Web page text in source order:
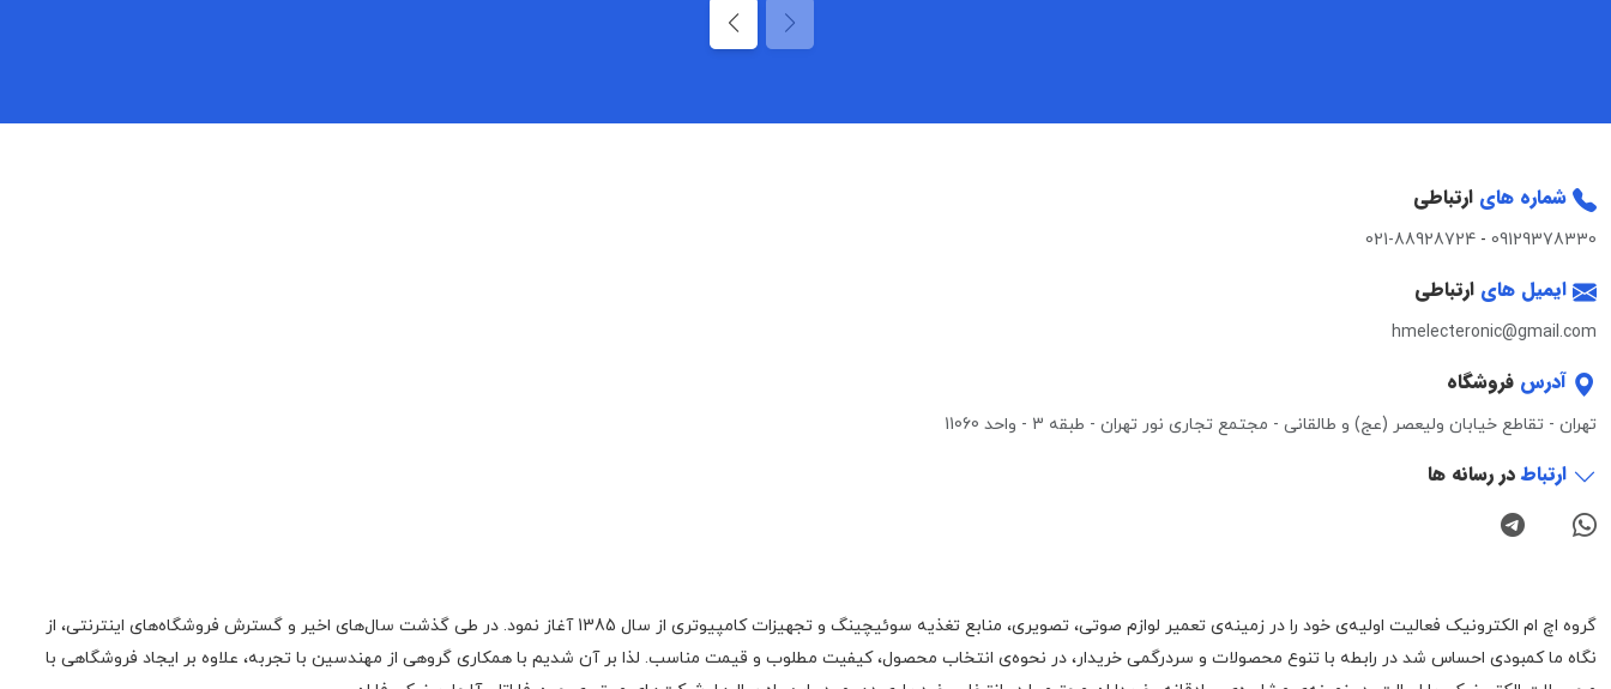
شماره های ارتباطی
09129378330
-
021-88928724
ایمیل های ارتباطی
hmelecteronic@gmail.com
آدرس فروشگاه
تهران - تقاطع خیابان ولیعصر (عج) و طالقانی - مجتمع تجاری نور تهران - طبقه 3 - واحد 11060
ارتباطدر رسانه ها
گروه اچ ام الکترونیک فعالیت اولیه‌ی خود را در زمینه‌‌ی تعمیر لوازم صوتی، تصویری، منابع تغذیه سوئیچینگ و تجهیزات کامپیوتری از سال 1385 آغاز نمود. در طی گذشت سال‌های اخیر و گسترش فروشگاه‌های اینترنتی، از
نگاه ما کمبودی احساس شد در رابطه با تنوع محصولات و سردرگمی خریدار، در نحوه‌ی انتخاب محصول، کیفیت مطلوب و قیمت مناسب. لذا بر آن شدیم با همکاری گروهی از مهندسین با تجربه، علاوه بر ایجاد فروشگاهی با